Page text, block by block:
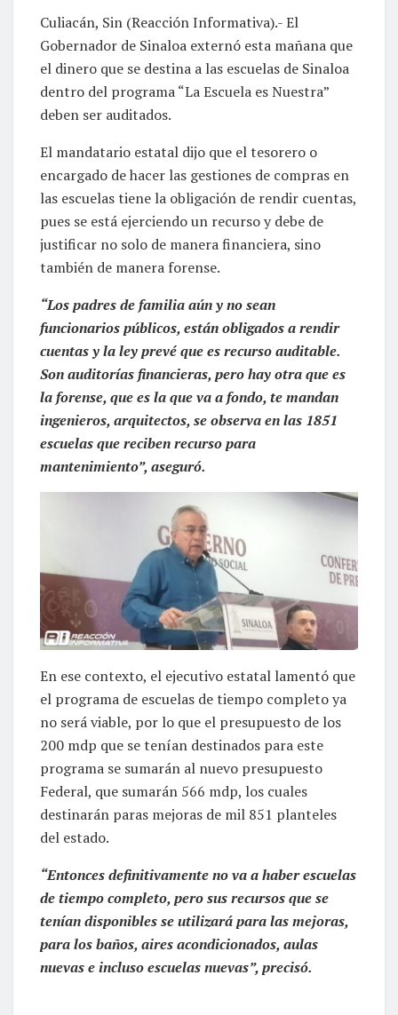
Culiacán, Sin (Reacción Informativa).- El
Gobernador de Sinaloa externó esta mañana que
el dinero que se destina a las escuelas de Sinaloa
dentro del programa “La Escuela es Nuestra”
deben ser auditados.
El mandatario estatal dijo que el tesorero o
encargado de hacer las gestiones de compras en
las escuelas tiene la obligación de rendir cuentas,
pues se está ejerciendo un recurso y debe de
justificar no solo de manera financiera, sino
también de manera forense.
“Los padres de familia aún y no sean
funcionarios públicos, están obligados a rendir
cuentas y la ley prevé que es recurso auditable.
Son auditorías financieras, pero hay otra que es
la forense, que es la que va a fondo, te mandan
ingenieros, arquitectos, se observa en las 1851
escuelas que reciben recurso para
mantenimiento”, aseguró.
En ese contexto, el ejecutivo estatal lamentó que
el programa de escuelas de tiempo completo ya
no será viable, por lo que el presupuesto de los
200 mdp que se tenían destinados para este
programa se sumarán al nuevo presupuesto
Federal, que sumarán 566 mdp, los cuales
destinarán paras mejoras de mil 851 planteles
del estado.
“Entonces definitivamente no va a haber escuelas
de tiempo completo, pero sus recursos que se
tenían disponibles se utilizará para las mejoras,
para los baños, aires acondicionados, aulas
nuevas e incluso escuelas nuevas”, precisó.